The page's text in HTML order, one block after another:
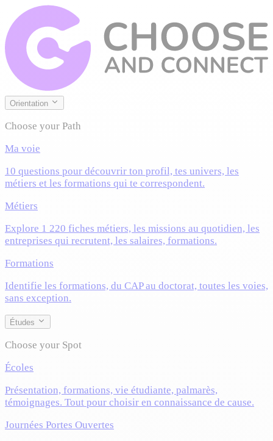
Orientation
Choose your Path
Ma voie
10 questions pour découvrir ton profil, tes univers, les
métiers et les formations qui te correspondent.
Métiers
Explore 1 220 fiches métiers, les missions au quotidien, les
entreprises qui recrutent, les salaires, formations.
Formations
Identifie les formations, du CAP au doctorat, toutes les voies,
sans exception.
Études
Choose your Spot
Écoles
Présentation, formations, vie étudiante, palmarès,
témoignages. Tout pour choisir en connaissance de cause.
Journées Portes Ouvertes